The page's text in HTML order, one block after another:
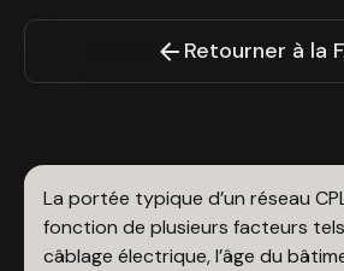
Retourner à la
La portée typique d’un réseau
fonction de plusieurs facteurs
câblage électrique, l’âge du